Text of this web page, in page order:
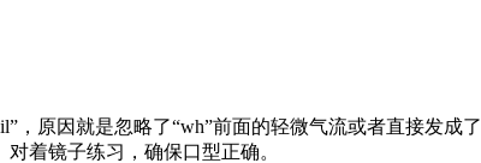
，原因就是忽略了“wh”前面的轻微气流或者直接发
着镜子练习，确保口型正确。